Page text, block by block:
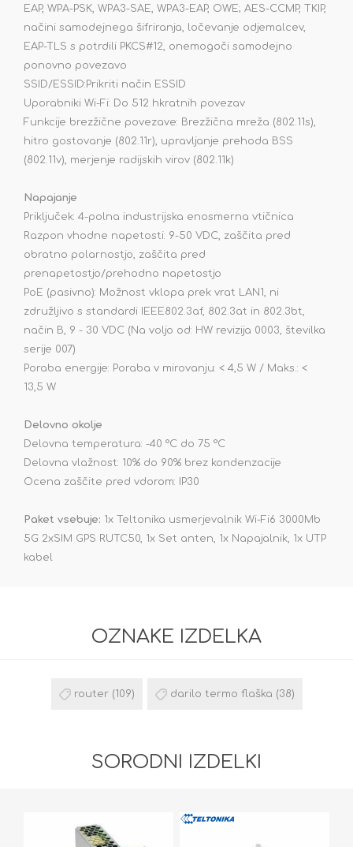
EAP, WPA-PSK, WPA3-SAE, WPA3-EAP, OWE; AES-CCMP, TKIP,
načini samodejnega šifriranja, ločevanje odjemalcev,
EAP-TLS s potrdili PKCS#12, onemogoči samodejno
ponovno povezavo
SSID/ESSID:Prikriti način ESSID
Uporabniki Wi-Fi: Do 512 hkratnih povezav
Funkcije brezžične povezave: Brezžična mreža (802.11s),
hitro gostovanje (802.11r), upravljanje prehoda BSS
(802.11v), merjenje radijskih virov (802.11k)
Napajanje
Priključek: 4-polna industrijska enosmerna vtičnica
Razpon vhodne napetosti: 9-50 VDC, zaščita pred
obratno polarnostjo, zaščita pred
prenapetostjo/prehodno napetostjo
PoE (pasivno): Možnost vklopa prek vrat LAN1, ni
združljivo s standardi IEEE802.3af, 802.3at in 802.3bt,
način B, 9 - 30 VDC (Na voljo od: HW revizija 0003, številka
serije 007)
Poraba energije: Poraba v mirovanju: < 4,5 W / Maks.: <
13,5 W
Delovno okolje
Delovna temperatura: -40 °C do 75 °C
Delovna vlažnost: 10% do 90% brez kondenzacije
Ocena zaščite pred vdorom: IP30
Paket vsebuje: 1x Teltonika usmerjevalnik Wi-Fi6 3000Mb
5G 2xSIM GPS RUTC50, 1x Set anten, 1x Napajalnik, 1x UTP
kabel
OZNAKE IZDELKA
router (109) darilo termo flaška (38)
SORODNI IZDELKI